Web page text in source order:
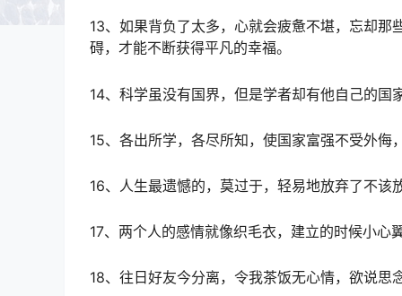
13、如果背负了太多，心就会疲惫不堪，忘却
碍，才能不断获得平凡的幸福。
14、科学虽没有国界，但是学者却有他自己的
15、各出所学，各尽所知，使国家富强不受外
16、人生最遗憾的，莫过于，轻易地放弃了不该
17、两个人的感情就像织毛衣，建立的时候小心
18、往日好友今分离，令我茶饭无心情，欲说